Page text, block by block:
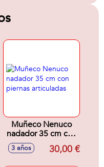
Muñeco Nenuco
nadador 35 cm con
piernas articuladas
3 años 30,00 €